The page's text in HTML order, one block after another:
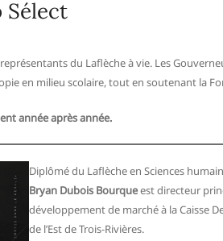
Sélect
du Laflèche à vie. Les
en milieu scolaire, tout en soutenant la
année après année.
Diplômé du Laflèche en Sciences
Bryan Dubois Bourqueest directeur
développement de marché à la Caisse
de l’Est de Trois-Rivières.